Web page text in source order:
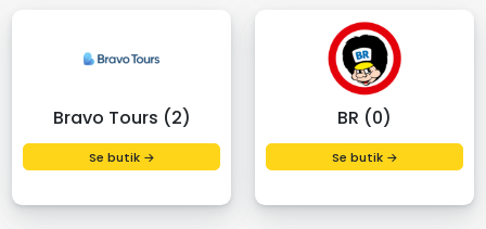
Bravo Tours (2)
Se butik →
BR (0)
Se butik →